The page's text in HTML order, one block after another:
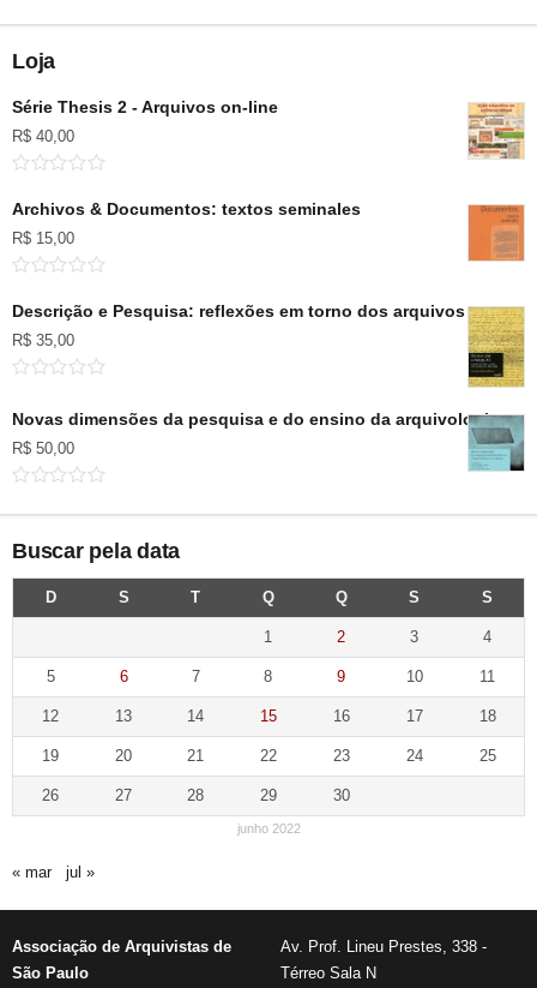
Loja
Série Thesis 2 - Arquivos on-line
R$ 40,00
Archivos & Documentos: textos seminales
R$ 15,00
Descrição e Pesquisa: reflexões em torno dos arquivos
R$ 35,00
Novas dimensões da pesquisa e do ensino da arquivologia no
R$ 50,00
Buscar pela data
junho 2022
D S T Q Q S S
1 2 3 4
5 6 7 8 9 10 11
12 13 14 15 16 17 18
19 20 21 22 23 24 25
26 27 28 29 30
« mar jul »
Associação de Arquivistas de
São Paulo
Av. Prof. Lineu Prestes, 338 -
Térreo Sala N